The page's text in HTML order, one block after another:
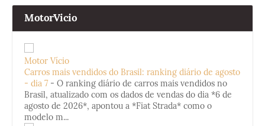
MotorVicio
Motor Vício
Carros mais vendidos do Brasil: ranking diário de agosto
- dia 7 - O ranking diário de carros mais vendidos no
Brasil, atualizado com os dados de vendas do dia *6 de
agosto de 2026*, apontou a *Fiat Strada* como o
modelo m...